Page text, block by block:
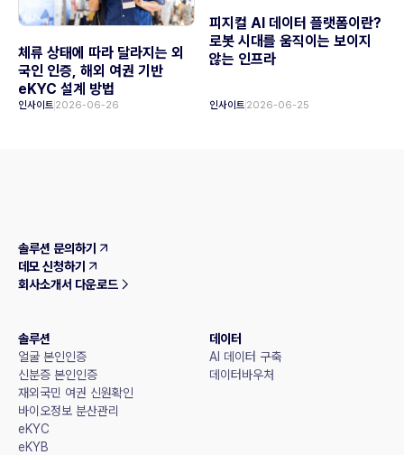
체류 상태에 따라 달라지는 외
국인 인증, 해외 여권 기반
eKYC 설계 방법
인사이트 2026-06-26
피지컬 AI 데이터 플랫폼이란?
로봇 시대를 움직이는 보이지
않는 인프라
인사이트 2026-06-25
솔루션 문의하기
데모 신청하기
회사소개서 다운로드
솔루션
얼굴 본인인증
신분증 본인인증
재외국민 여권 신원확인
바이오정보 분산관리
eKYC
eKYB
데이터
AI 데이터 구축
데이터바우처